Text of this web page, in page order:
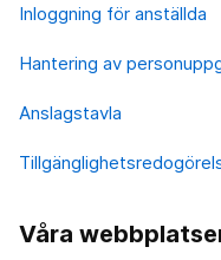
Inloggning för anställda
Hantering av
Anslagstavla
Våra